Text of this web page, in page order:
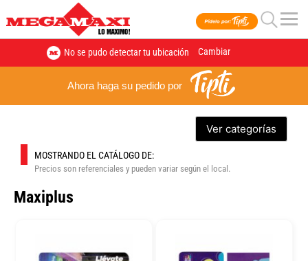
No se pudo detectar tu ubicación Cambiar
Ahora haga su pedido por
Ver categorías
MOSTRANDO EL CATÁLOGO DE:
Precios son referenciales y pueden variar según el local.
Maxiplus